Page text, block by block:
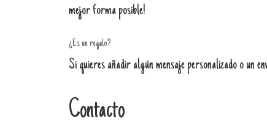
mejor forma posible!
¿Es un regalo?
Si quieres añadir algún mensaje personalizado o un
Contacto